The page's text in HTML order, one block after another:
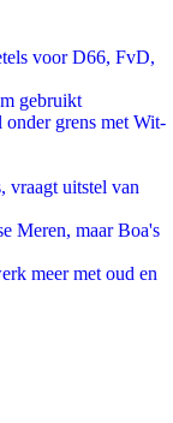
voor D66, FvD,
gebruikt
grens met Wit-
vraagt uitstel van
Meren, maar Boa's
meer met oud en